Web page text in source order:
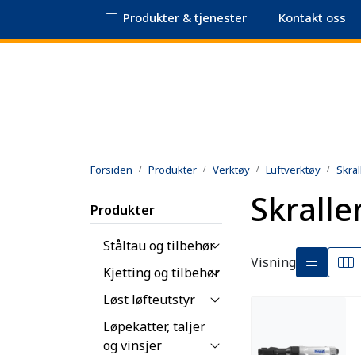
Sertifikatdatabase | Sikkerhetsdatablad
Produkter & tjenester Kontakt oss
Forsiden Produkter Verktøy Luftverktøy
Produkter
Ståltau og tilbehør
Kjetting og tilbehør
Løst løfteutstyr
Løpekatter, taljer
og vinsjer
Visning